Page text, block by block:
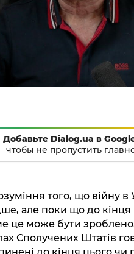
Добавьте Dialog.ua в
чтобы не пропустить
того, що війну в
але поки що до кінця
це може бути
Сполучених Штатів
до кінця цього